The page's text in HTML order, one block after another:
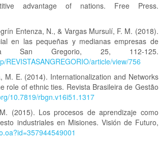
advantage of nations. Free Press.
Entenza, N., & Vargas Mursulí, F. M. (2018).
en las pequeñas y medianas empresas de
San Gregorio, 25, 112-125.
article/view/756
E. (2014). Internationalization and Networks
role of ethnic ties. Revista Brasileira de Gestão
10.7819/rbgn.v16i51.1317
(2015). Los procesos de aprendizaje como
industriales en Misiones. Visión de Futuro,